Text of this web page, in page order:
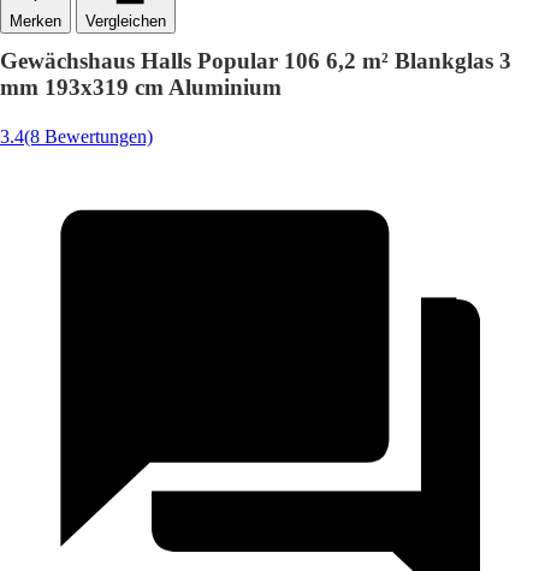
Vergleichen
Gewächshaus Halls Popular 106 6,2 m² Blankglas 3
mm 193x319 cm Aluminium
3.4(8 Bewertungen)